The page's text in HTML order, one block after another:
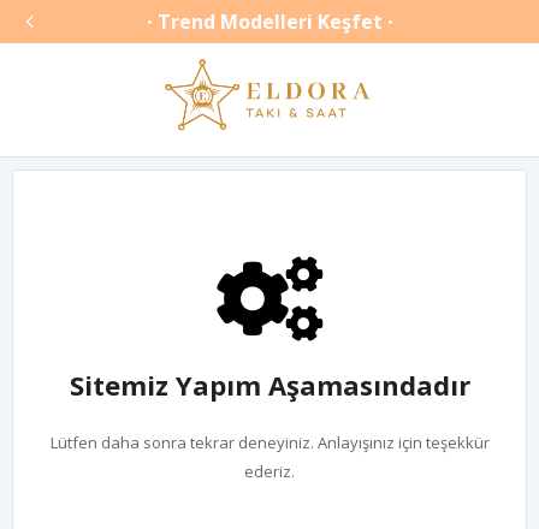
 • Trend Modelleri Keşfet •
Sitemiz Yapım Aşamasındadır
Lütfen daha sonra tekrar deneyiniz. Anlayışınız için teşekkür
ederiz.